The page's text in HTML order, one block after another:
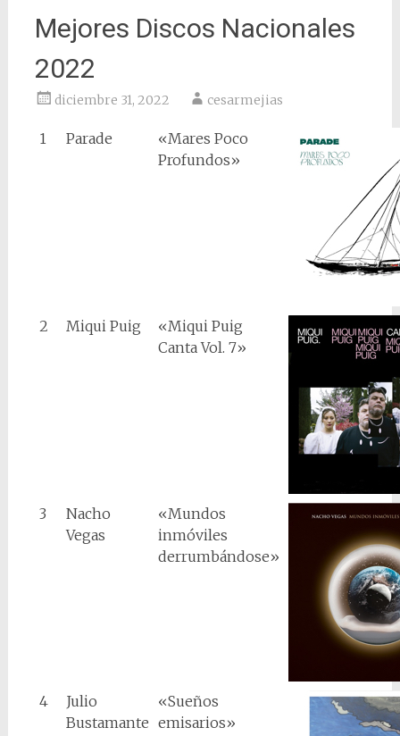
Mejores Discos Nacionales
2022
diciembre 31, 2022 cesarmejias
1 Parade
«Mares Poco
Profundos»
2 Miqui Puig
«Miqui Puig
Canta Vol. 7»
3
Nacho
Vegas
«Mundos
inmóviles
derrumbándose»
4
Julio
Bustamante
«Sueños
emisarios»